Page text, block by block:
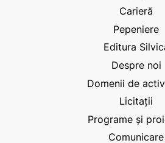
Carieră
Pepeniere
Editura
Despre noi
Domenii de
Licitații
Programe și
Comunicare